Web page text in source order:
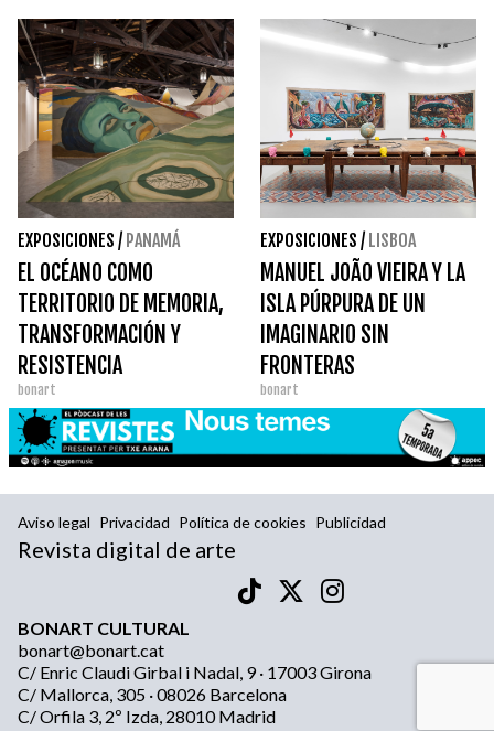
EXPOSICIONES / PANAMÁ
EL OCÉANO COMO
TERRITORIO DE MEMORIA,
TRANSFORMACIÓN Y
RESISTENCIA
bonart
EXPOSICIONES / LISBOA
MANUEL JOÃO VIEIRA Y LA
ISLA PÚRPURA DE UN
IMAGINARIO SIN
FRONTERAS
bonart
Aviso legal Privacidad Política de cookies Publicidad
Revista digital de arte
BONART CULTURAL
bonart@bonart.cat
C/ Enric Claudi Girbal i Nadal, 9 · 17003 Girona
C/ Mallorca, 305 · 08026 Barcelona
C/ Orfila 3, 2º Izda, 28010 Madrid